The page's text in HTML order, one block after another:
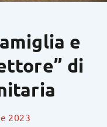
e
di
2023